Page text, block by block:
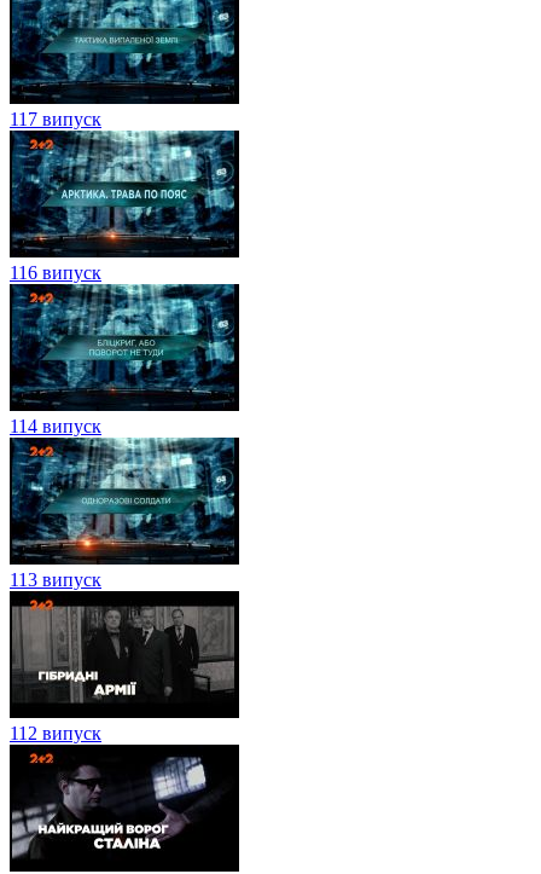
117 випуск
116 випуск
114 випуск
113 випуск
112 випуск